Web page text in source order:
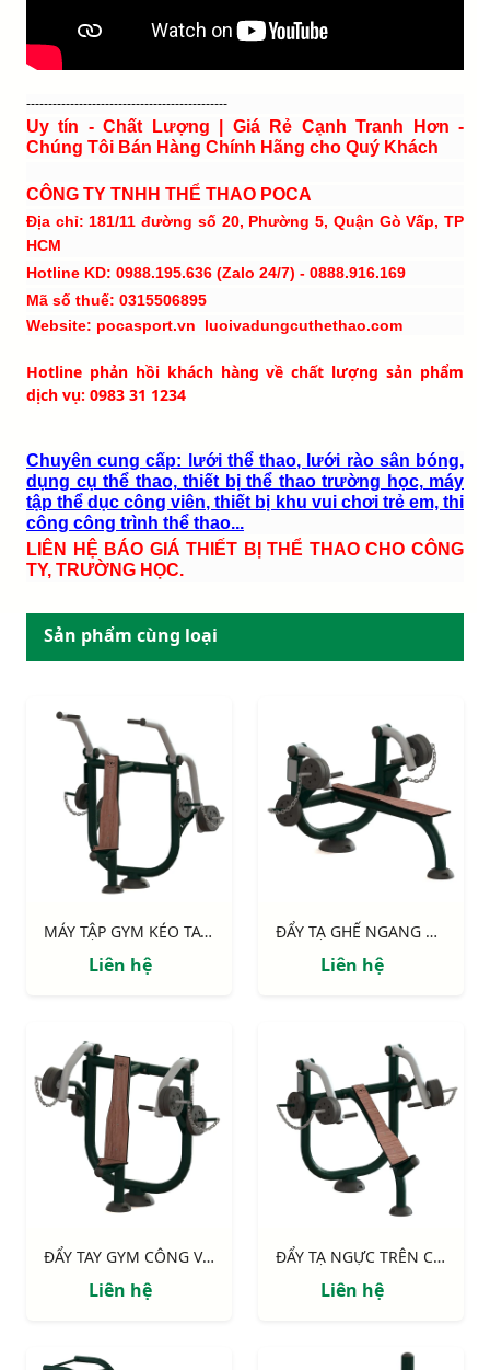
----------------------------------------------
Uy tín - Chất Lượng | Giá Rẻ Cạnh Tranh Hơn -
Chúng Tôi Bán Hàng Chính Hãng cho Quý Khách
CÔNG TY TNHH THỂ THAO POCA
Địa chỉ: 181/11 đường số 20, Phường 5, Quận Gò Vấp, TP
HCM
Hotline KD: 0988.195.636 (Zalo 24/7) - 0888.916.169
Mã số thuế: 0315506895
Website: pocasport.vn luoivadungcuthethao.com
Hotline phản hồi khách hàng về chất lượng sản phẩm
dịch vụ: 0983 31 1234
Chuyên cung cấp: lưới thể thao, lưới rào sân bóng,
dụng cụ thể thao, thiết bị thể thao trường học, máy
tập thể dục công viên, thiết bị khu vui chơi trẻ em, thi
công công trình thể thao...
LIÊN HỆ BÁO GIÁ THIẾT BỊ THỂ THAO CHO CÔNG
TY, TRƯỜNG HỌC.
Sản phẩm cùng loại
MÁY TẬP GYM KÉO TAY 711113
Liên hệ
ĐẨY TẠ GHẾ NGANG CÔNG VIÊN 711114
Liên hệ
ĐẨY TAY GYM CÔNG VIÊN 711115
Liên hệ
ĐẨY TẠ NGỰC TRÊN CÔNG VIÊN GHẾ NGHIÊNG 711116
Liên hệ